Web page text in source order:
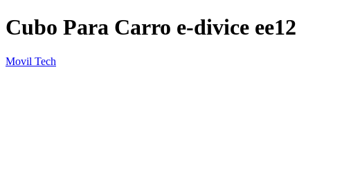
Cubo Para Carro e-divice ee12
Movil Tech